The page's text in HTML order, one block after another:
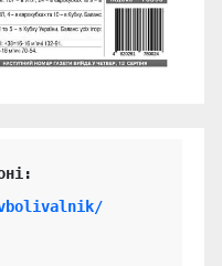
vbolivalnik/